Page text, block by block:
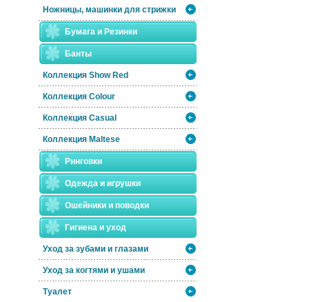
Ножницы, машинки для стрижки
Бумага и Резинки
Банты
Коллекция Show Red
Коллекция Colour
Коллекция Casual
Коллекция Maltese
Ринговки
Одежда и игрушки
Ошейники и поводки
Гигиена и уход
Уход за зубами и глазами
Уход за когтями и ушами
Туалет